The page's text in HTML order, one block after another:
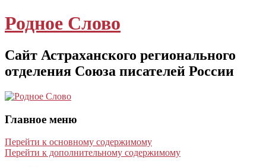
Родное Слово
Сайт Астраханского регионального
отделения Союза писателей России
Главное меню
Перейти к основному содержимому
Перейти к дополнительному содержимому